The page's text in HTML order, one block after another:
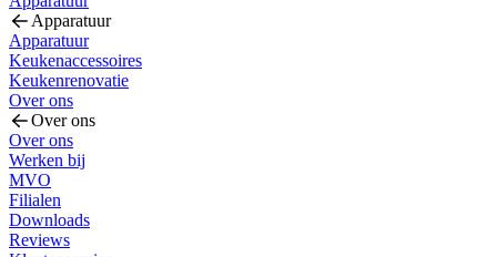
Apparatuur
Apparatuur
Keukenaccessoires
Keukenrenovatie
Over ons
Over ons
Over ons
Werken bij
MVO
Filialen
Downloads
Reviews